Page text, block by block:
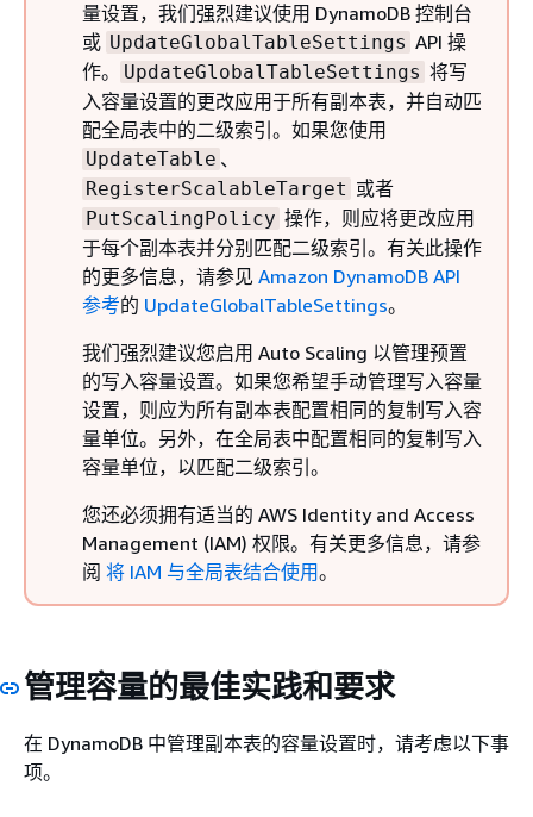
量设置，我们强烈建议使用 DynamoDB 控制台
或 UpdateGlobalTableSettings API 操
作。
UpdateGlobalTableSettings 将写
入容量设置的更改应用于所有副本表，并自动匹
配全局表中的二级索引。如果您使用
UpdateTable 、
RegisterScalableTarget 或者
PutScalingPolicy 操作，则应将更改应用
于每个副本表并分别匹配二级索引。有关此操作
的更多信息，请参见 Amazon DynamoDB API
参考的 UpdateGlobalTableSettings。
我们强烈建议您启用 Auto Scaling 以管理预置
的写入容量设置。如果您希望手动管理写入容量
设置，则应为所有副本表配置相同的复制写入容
量单位。另外，在全局表中配置相同的复制写入
容量单位，以匹配二级索引。
您还必须拥有适当的 AWS Identity and Access
Management (IAM) 权限。有关更多信息，请参
阅 将 IAM 与全局表结合使用。
管理容量的最佳实践和要求
在 DynamoDB 中管理副本表的容量设置时，请考虑以下事
项。